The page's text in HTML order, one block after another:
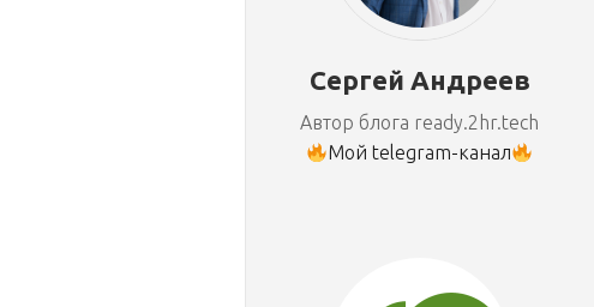
Сергей Андреев
Автор блога ready.2hr.tech
Мой telegram-канал